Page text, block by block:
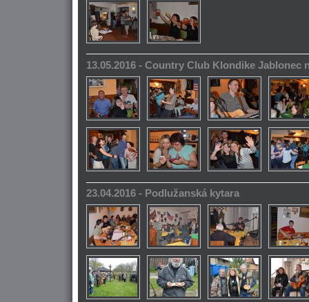
13.05.2016 - Country Club Klondike Jablonec
23.04.2016 - Podlužanská kytara